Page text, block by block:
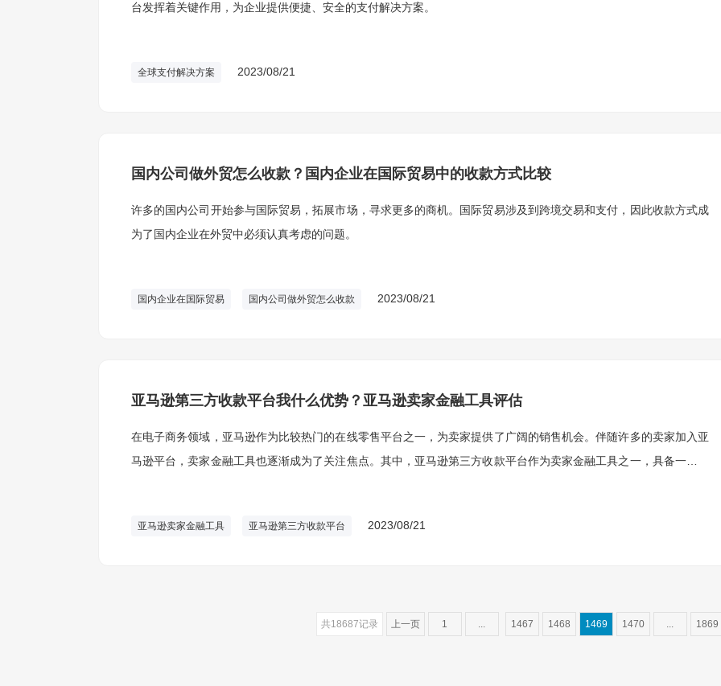
台发挥着关键作用，为企业提供便捷、安全的支付解决方案。
全球支付解决方案 2023/08/21
国内公司做外贸怎么收款？国内企业在国际贸易中的收款方式比较
许多的国内公司开始参与国际贸易，拓展市场，寻求更多的商机。国际贸易涉及到跨境交易和支付，因此收款方式成
为了国内企业在外贸中必须认真考虑的问题。
国内企业在国际贸易 国内公司做外贸怎么收款 2023/08/21
亚马逊第三方收款平台我什么优势？亚马逊卖家金融工具评估
在电子商务领域，亚马逊作为比较热门的在线零售平台之一，为卖家提供了广阔的销售机会。伴随许多的卖家加入亚
马逊平台，卖家金融工具也逐渐成为了关注焦点。其中，亚马逊第三方收款平台作为卖家金融工具之一，具备一系列
亚马逊卖家金融工具 亚马逊第三方收款平台 2023/08/21
共18687记录 上一页 1 ... 1467 1468 1469 1470 ... 1869